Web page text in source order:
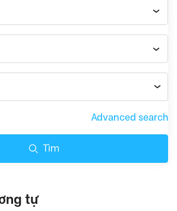
Advanced search
Tìm
tự